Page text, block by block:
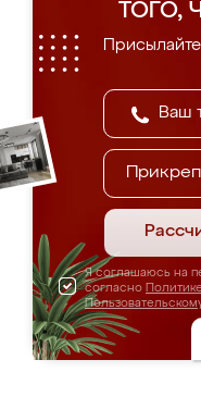
ТОГО,
Я соглашаюсь на
согласно